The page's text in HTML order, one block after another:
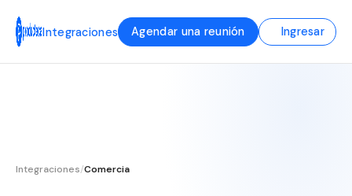
Integraciones Agendar una reunión Ingresar
Integraciones/Comercia